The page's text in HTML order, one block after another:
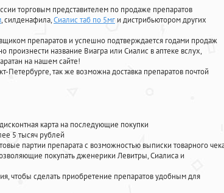
торговым представителем по продаже препаратов
, силденафила,Сиалис таб по 5мг и дистрибьютором других
препаратов и успешно подтверждается годами продаж
название Виагра или Сиалис в аптеке вслух,
на нашем сайте!
Петербурге, так же возможна доставка препаратов почтой
карта на последующие покупки
5 тысяч рублей
партии препарата с возможностью выписки товарного
покупать дженерики Левитры, Сиалиса и
чтобы сделать приобретение препаратов удобным для